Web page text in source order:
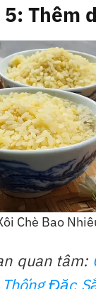
Thêm
Chè Bao
quan tâm:
Đặc